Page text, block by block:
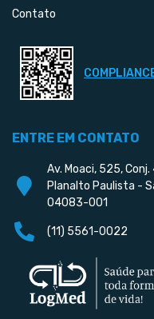
Contato
ENTRE EM CONTATO
Av. Moaci, 525, Conj.
Planalto Paulista -
04083-001
(11) 5561-0022